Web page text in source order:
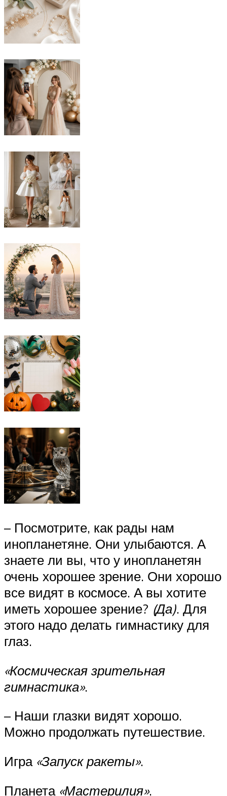
– Посмотрите, как рады нам
инопланетяне. Они улыбаются. А
знаете ли вы, что у инопланетян
очень хорошее зрение. Они хорошо
все видят в космосе. А вы хотите
иметь хорошее зрение? (Да). Для
этого надо делать гимнастику для
глаз.
«Космическая зрительная
гимнастика».
– Наши глазки видят хорошо.
Можно продолжать путешествие.
Игра «Запуск ракеты».
Планета «Мастерилия».